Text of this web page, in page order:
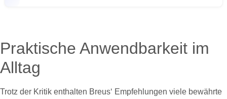
Praktische Anwendbarkeit im
Alltag
Trotz der Kritik enthalten Breus‘ Empfehlungen viele bewährte